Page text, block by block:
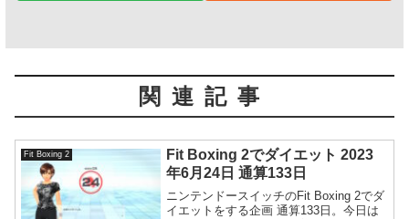
関連記事
Fit Boxing 2
Fit Boxing 2でダイエット 2023
年6月24日 通算133日
ニンテンドースイッチのFit Boxing 2でダ
イエットをする企画 通算133日。今日は